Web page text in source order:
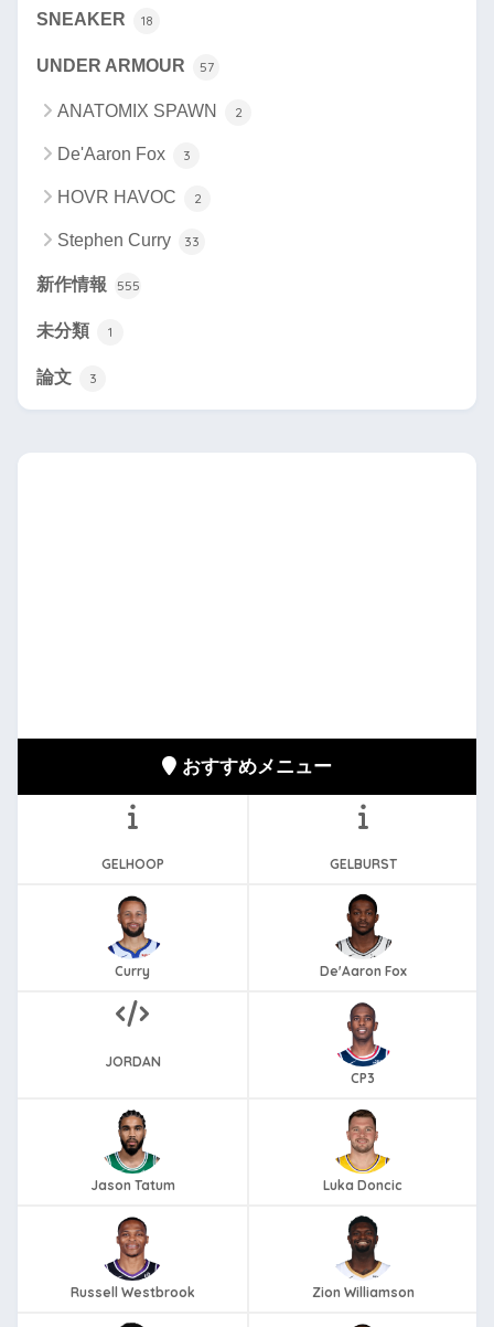
SNEAKER 18
UNDER ARMOUR 57
ANATOMIX SPAWN 2
De'Aaron Fox 3
HOVR HAVOC 2
Stephen Curry 33
新作情報 555
未分類 1
論文 3
おすすめメニュー
GELHOOP GELBURST
Curry De'Aaron Fox
JORDAN
CP3
Jason Tatum Luka Doncic
Russell Westbrook Zion Williamson